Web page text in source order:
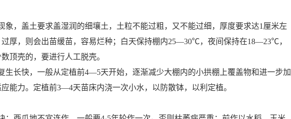
象 ， 盖土要求盖湿润的细壤土，土粒不能过粗，又不能过细，厚度要求达1 厘米左
厚，则会出苗缓苗，容易烂种 ； 白天保持棚内25—30℃，夜间保持在18—23℃，
顶壳的，要进行人工脱壳。
长快，一般从定植前4—5天开始，逐渐减少大棚内的小拱棚上覆盖物和进一步加
能力。定植前3—4天苗床内浇一次小水，以防散钵，以利定植。